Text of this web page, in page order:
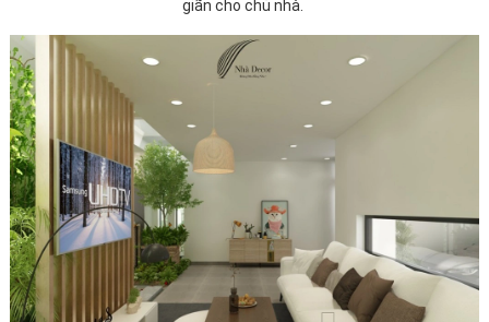
giãn cho chủ nhà.